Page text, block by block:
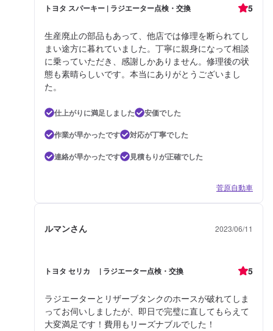
トヨタ スパーキー | ラジエーター点検・交換 5
生産廃止の部品もあって、他店では修理を断られてし
まい途方に暮れていました。丁寧に親身になって相談
に乗っていただき、感謝しかありません。修理後の状
態も素晴らしいです。本当にありがとうございまし
た。
仕上がりに満足しました
安価でした
作業が早かったです
対応が丁寧でした
連絡が早かったです
見積もりが正確でした
菅原自動車
ルマンさん 2023/06/11
トヨタ セリカ | ラジエーター点検・交換 5
ラジエーターとリザーブタンクのホースが破れてしま
ってお伺いしましたが、即日で完璧に直してもらえて
大変満足です！費用もリーズナブルでした！